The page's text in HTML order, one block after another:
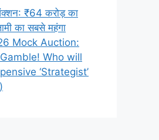
₹64 करोड़ का
का सबसे महंगा
Mock Auction:
Who will
‘Strategist’